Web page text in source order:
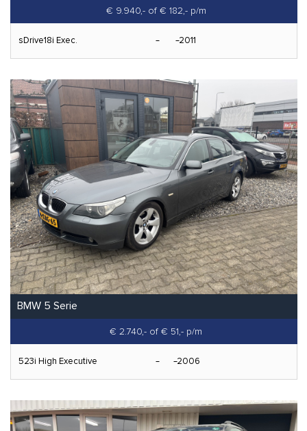
€ 9.940,- of € 182,- p/m
sDrive18i Exec. 2011
BMW 5 Serie
€ 2.740,- of € 51,- p/m
523i High Executive 2006